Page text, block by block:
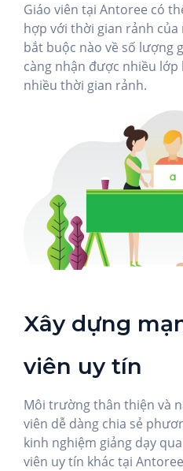
Giáo viên tại Antoree có
hợp với thời gian rảnh
bắt buộc nào về số lượng
càng nhận được nhiều
nhiều thời gian rảnh.
Xây dựng
viên uy tín
Môi trường thân thiện và
viên dễ dàng chia sẻ
kinh nghiệm giảng dạy
viên uy tín khác tại